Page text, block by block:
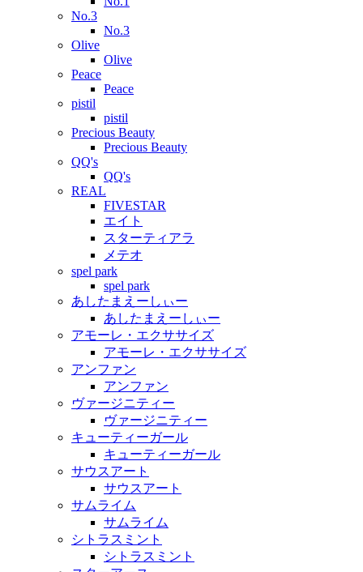
No.3
No.3
Olive
Olive
Peace
Peace
pistil
pistil
Precious Beauty
Precious Beauty
QQ's
QQ's
REAL
FIVESTAR
エイト
スターティアラ
メテオ
spel park
spel park
あしたまえーしぃー
あしたまえーしぃー
アモーレ・エクササイズ
アモーレ・エクササイズ
アンファン
アンファン
ヴァージニティー
ヴァージニティー
キューティーガール
キューティーガール
サウスアート
サウスアート
サムライム
サムライム
シトラスミント
シトラスミント